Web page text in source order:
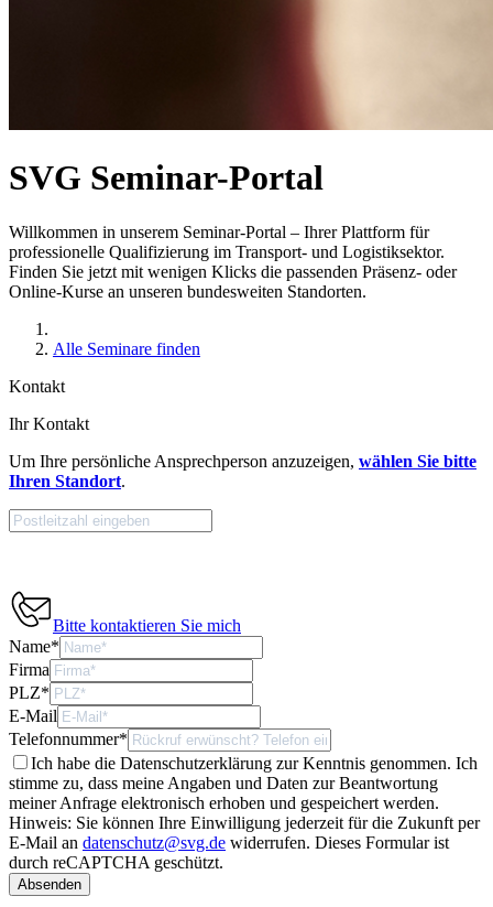
SVG Seminar-Portal
Willkommen in unserem Seminar-Portal – Ihrer Plattform für
professionelle Qualifizierung im Transport- und Logistiksektor.
Finden Sie jetzt mit wenigen Klicks die passenden Präsenz- oder
Online-Kurse an unseren bundesweiten Standorten.
Alle Seminare finden
Kontakt
Ihr Kontakt
Um Ihre persönliche Ansprechperson anzuzeigen, wählen Sie bitte
Ihren Standort.
Bitte kontaktieren Sie mich
Name*
Firma
PLZ*
E-Mail
Telefonnummer*
Ich habe die Datenschutzerklärung zur Kenntnis genommen. Ich
stimme zu, dass meine Angaben und Daten zur Beantwortung
meiner Anfrage elektronisch erhoben und gespeichert werden.
Hinweis: Sie können Ihre Einwilligung jederzeit für die Zukunft per
E-Mail an datenschutz@svg.de widerrufen. Dieses Formular ist
durch reCAPTCHA geschützt.